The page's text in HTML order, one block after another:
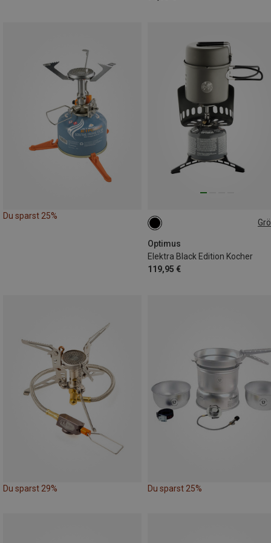
Du sparst 25%
Optimus
Elektra Black Edition Kocher
119,95 €
ONE SIZE
Du sparst 29% Du sparst 25%